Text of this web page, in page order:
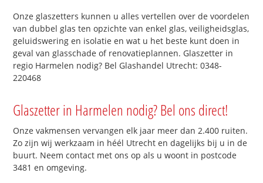
Onze glaszetters kunnen u alles vertellen over de voordelen
van dubbel glas ten opzichte van enkel glas, veiligheidsglas,
geluidswering en isolatie en wat u het beste kunt doen in
geval van glasschade of renovatieplannen. Glaszetter in
regio Harmelen nodig? Bel Glashandel Utrecht: 0348-
220468
Glaszetter in Harmelen nodig? Bel ons direct!
Onze vakmensen vervangen elk jaar meer dan 2.400 ruiten.
Zo zijn wij werkzaam in héél Utrecht en dagelijks bij u in de
buurt. Neem contact met ons op als u woont in postcode
3481 en omgeving.